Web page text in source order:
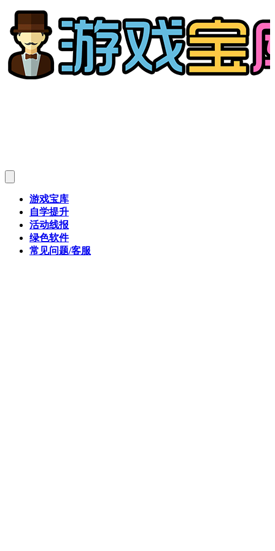
游戏宝库
自学提升
活动线报
绿色软件
常见问题/客服